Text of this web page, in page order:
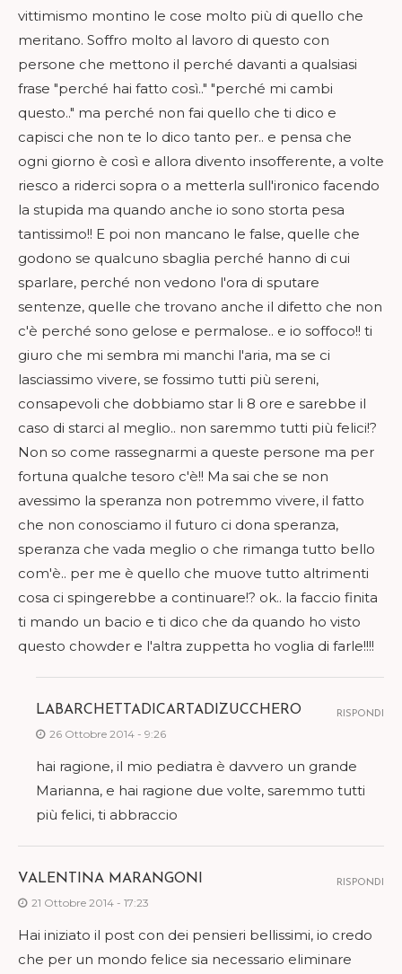
vittimismo montino le cose molto più di quello che
meritano. Soffro molto al lavoro di questo con
persone che mettono il perché davanti a qualsiasi
frase "perché hai fatto così.." "perché mi cambi
questo.." ma perché non fai quello che ti dico e
capisci che non te lo dico tanto per.. e pensa che
ogni giorno è così e allora divento insofferente, a volte
riesco a riderci sopra o a metterla sull'ironico facendo
la stupida ma quando anche io sono storta pesa
tantissimo!! E poi non mancano le false, quelle che
godono se qualcuno sbaglia perché hanno di cui
sparlare, perché non vedono l'ora di sputare
sentenze, quelle che trovano anche il difetto che non
c'è perché sono gelose e permalose.. e io soffoco!! ti
giuro che mi sembra mi manchi l'aria, ma se ci
lasciassimo vivere, se fossimo tutti più sereni,
consapevoli che dobbiamo star li 8 ore e sarebbe il
caso di starci al meglio.. non saremmo tutti più felici!?
Non so come rassegnarmi a queste persone ma per
fortuna qualche tesoro c'è!! Ma sai che se non
avessimo la speranza non potremmo vivere, il fatto
che non conosciamo il futuro ci dona speranza,
speranza che vada meglio o che rimanga tutto bello
com'è.. per me è quello che muove tutto altrimenti
cosa ci spingerebbe a continuare!? ok.. la faccio finita
ti mando un bacio e ti dico che da quando ho visto
questo chowder e l'altra zuppetta ho voglia di farle!!!!
LABARCHETTADICARTADIZUCCHERO
26 Ottobre 2014 - 9:26
hai ragione, il mio pediatra è davvero un grande
Marianna, e hai ragione due volte, saremmo tutti
più felici, ti abbraccio
RISPONDI
VALENTINA MARANGONI
21 Ottobre 2014 - 17:23
Hai iniziato il post con dei pensieri bellissimi, io credo
che per un mondo felice sia necessario eliminare
RISPONDI